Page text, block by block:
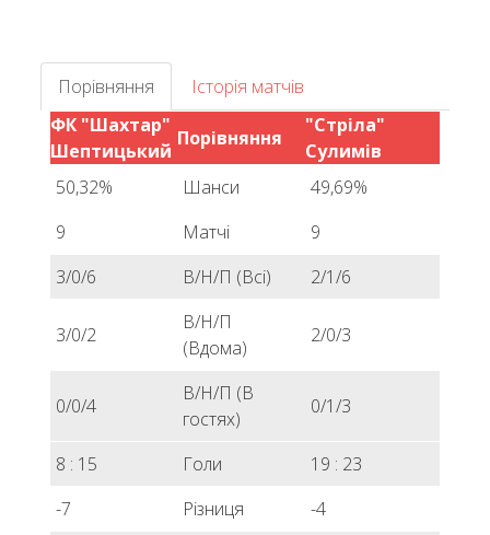
Порівняння
Історія матчів
ФК "Шахтар"
Шептицький
Порівняння
"Стріла"
Сулимів
50,32%
Шанси
49,69%
9
Матчі
9
3/0/6
В/Н/П (Всі) 2/1/6
3/0/2
В/Н/П
(Вдома)
2/0/3
0/0/4
В/Н/П (В
гостях)
0/1/3
8 : 15 Голи
19 : 23
-7
Різниця
-4